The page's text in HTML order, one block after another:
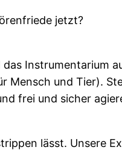
jetzt?
Instrumentarium
Mensch und Tier).
frei und sicher
lässt. Unsere